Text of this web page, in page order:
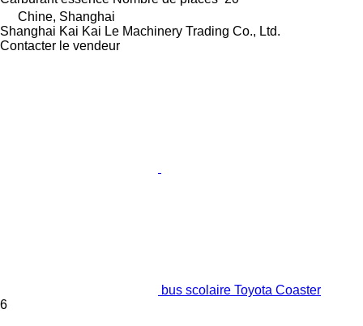
Chine, Shanghai
Shanghai Kai Kai Le Machinery Trading Co., Ltd.
Contacter le vendeur
bus scolaire Toyota Coaster
6